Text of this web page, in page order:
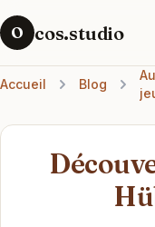
O cos.studio
Accueil Blog